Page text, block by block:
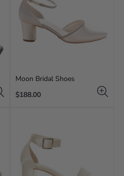
Moon Bridal Shoes
Regular
$188.00